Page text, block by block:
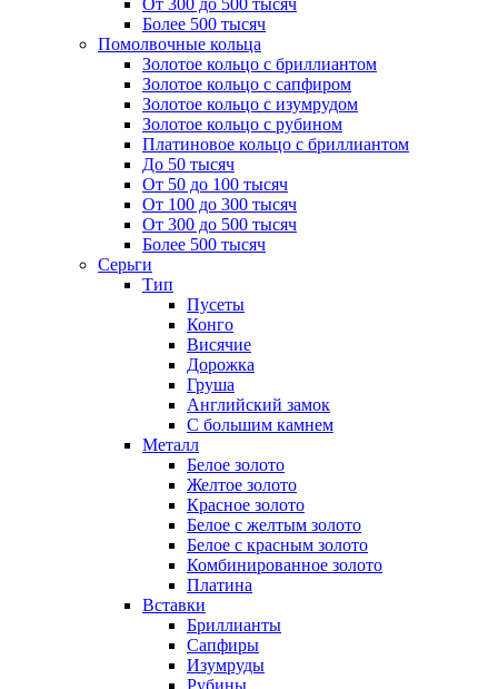
От 300 до 500 тысяч
Более 500 тысяч
Помолвочные кольца
Золотое кольцо с бриллиантом
Золотое кольцо с сапфиром
Золотое кольцо с изумрудом
Золотое кольцо с рубином
Платиновое кольцо с бриллиантом
До 50 тысяч
От 50 до 100 тысяч
От 100 до 300 тысяч
От 300 до 500 тысяч
Более 500 тысяч
Серьги
Тип
Пусеты
Конго
Висячие
Дорожка
Груша
Английский замок
С большим камнем
Металл
Белое золото
Желтое золото
Красное золото
Белое с желтым золото
Белое с красным золото
Комбинированное золото
Платина
Вставки
Бриллианты
Сапфиры
Изумруды
Рубины